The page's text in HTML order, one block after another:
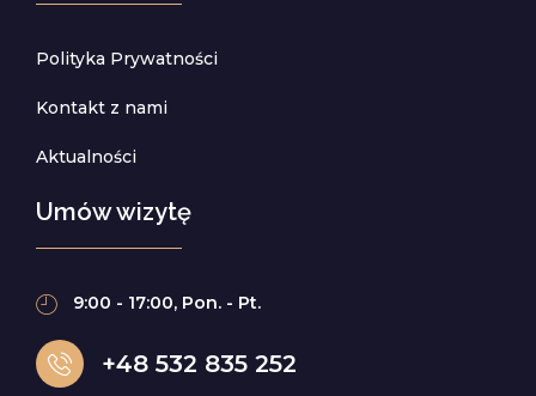
Polityka Prywatności
Kontakt z nami
Aktualności
Umów wizytę
9:00 - 17:00, Pon. - Pt.
+48 532 835 252